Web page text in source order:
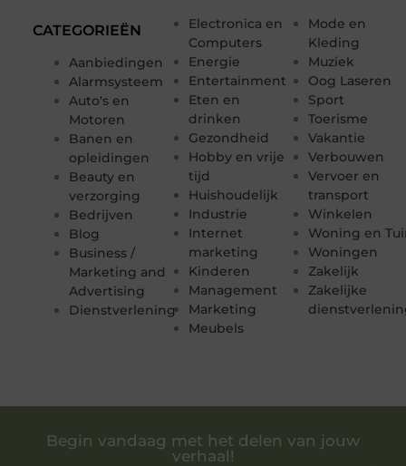
CATEGORIEËN
Aanbiedingen
Alarmsysteem
Auto's en
Motoren
Banen en
opleidingen
Beauty en
verzorging
Bedrijven
Blog
Business /
Marketing and
Advertising
Dienstverlening
Electronica en
Computers
Energie
Entertainment
Eten en
drinken
Gezondheid
Hobby en vrije
tijd
Huishoudelijk
Industrie
Internet
marketing
Kinderen
Management
Marketing
Meubels
Mode en
Kleding
Muziek
Oog Laseren
Sport
Toerisme
Vakantie
Verbouwen
Vervoer en
transport
Winkelen
Woning en
Woningen
Zakelijk
Zakelijke
Begin vandaag met het delen van jouw
verhaal!